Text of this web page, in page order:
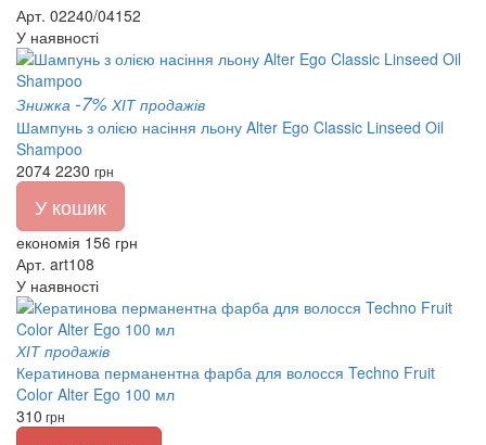
Арт. 02240/04152
У наявності
Знижка -7% ХІТ продажів
Шампунь з олією насіння льону Alter Ego Classic Linseed Oil
Shampoo
2074 2230 грн
У кошик
економія 156 грн
Арт. art108
У наявності
ХІТ продажів
Кератинова перманентна фарба для волосся Techno Fruit
Color Alter Ego 100 мл
310 грн